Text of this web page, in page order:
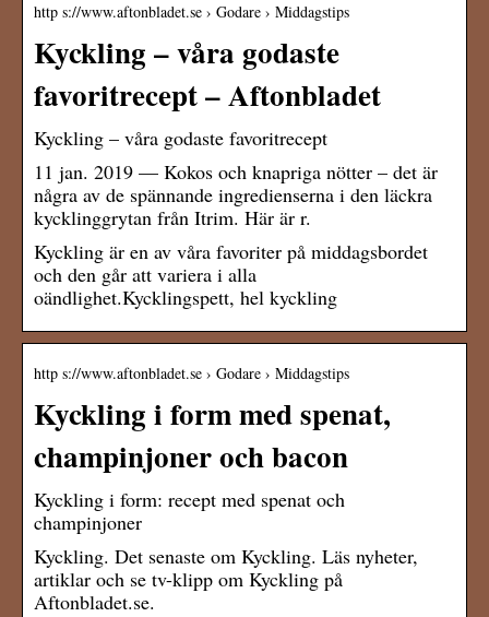
http s://www.aftonbladet.se › Godare › Middagstips
Kyckling – våra godaste
favoritrecept – Aftonbladet
Kyckling – våra godaste favoritrecept
11 jan. 2019 — Kokos och knapriga nötter – det är
några av de spännande ingredienserna i den läckra
kycklinggrytan från Itrim. Här är r.
Kyckling är en av våra favoriter på middagsbordet
och den går att variera i alla
oändlighet.Kycklingspett, hel kyckling
http s://www.aftonbladet.se › Godare › Middagstips
Kyckling i form med spenat,
champinjoner och bacon
Kyckling i form: recept med spenat och
champinjoner
Kyckling. Det senaste om Kyckling. Läs nyheter,
artiklar och se tv-klipp om Kyckling på
Aftonbladet.se.